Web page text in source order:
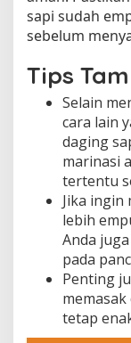
sapi sudah
sebelum
Tips
Selain
cara lain
daging
marinasi
tertentu
Jika ingin
lebih
Anda
pada
Penting
tetap